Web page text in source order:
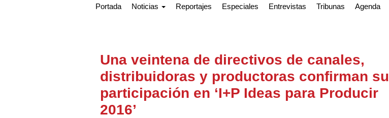
Portada Noticias Reportajes Especiales Entrevistas Tribunas Agenda
Una veintena de directivos de canales,
distribuidoras y productoras confirman su
participación en ‘I+P Ideas para Producir
2016’